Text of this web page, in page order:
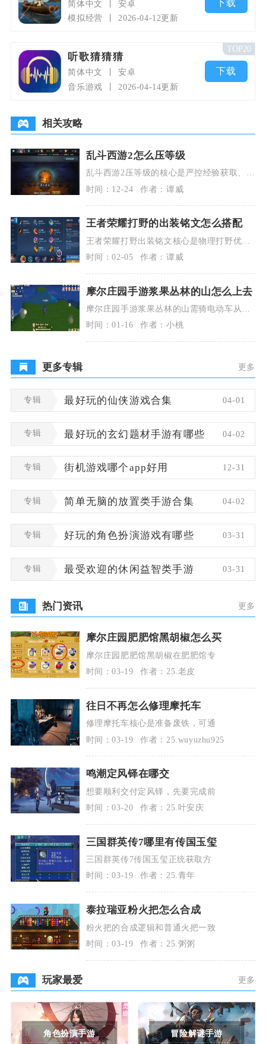
简体中文
安卓
模拟经营
2026-04-12更新
下载
听歌猜猜猜
简体中文
安卓
音乐游戏
2026-04-14更新
下载
TOP20
相关攻略
乱斗西游2怎么压等级
乱斗西游2压等级的核心是严控经验获取、集
中资源养战力，在低等级段形成战力碾压，
从而在竞技场
时间：12-24 作者：谭威
王者荣耀打野的出装铭文怎么搭配
王者荣耀打野出装铭文核心是物理打野优先
百穿或暴击流铭文，出装以红刀、暗影战斧
为核心，法核打
时间：02-05 作者：谭威
摩尔庄园手游浆果丛林的山怎么上去
摩尔庄园手游浆果丛林的山需骑电动车从右
侧河边凸起坡道登顶，步行无法上山，核心
是沿山体凸起窄
时间：01-16 作者：小桃
更多专辑 更多
专辑 最好玩的仙侠游戏合集 04-01
专辑 最好玩的玄幻题材手游有哪些 04-02
专辑 街机游戏哪个app好用 12-31
专辑 简单无脑的放置类手游合集 04-02
专辑 好玩的角色扮演游戏有哪些 03-31
专辑 最受欢迎的休闲益智类手游 03-31
热门资讯 更多
摩尔庄园肥肥馆黑胡椒怎么买
摩尔庄园肥肥馆黑胡椒在肥肥馆专
时间：03-19
作者：25.老皮
往日不再怎么修理摩托车
修理摩托车核心是准备废铁，可通
时间：03-19
作者：25.wuyuzhu925
鸣潮定风铎在哪交
想要顺利交付定风铎，先要完成前
时间：03-20
作者：25.叶安庆
三国群英传7哪里有传国玉玺
三国群英传7传国玉玺正统获取方
时间：03-19
作者：25.青年
泰拉瑞亚粉火把怎么合成
粉火把的合成逻辑和普通火把一致
时间：03-19
作者：25.粥粥
玩家最爱 更多
角色扮演手游 冒险解谜手游